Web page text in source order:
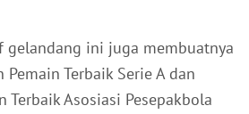
gelandang ini juga membuatnya
Terbaik Serie A dan
Terbaik Asosiasi Pesepakbola